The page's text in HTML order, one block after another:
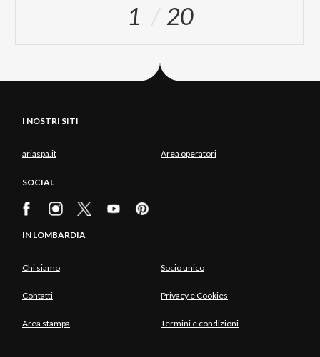
1 20
I NOSTRI SITI
ariaspa.it Area operatori
SOCIAL
IN LOMBARDIA
Chi siamo Socio unico
Contatti Privacy e Cookies
Area stampa Termini e condizioni